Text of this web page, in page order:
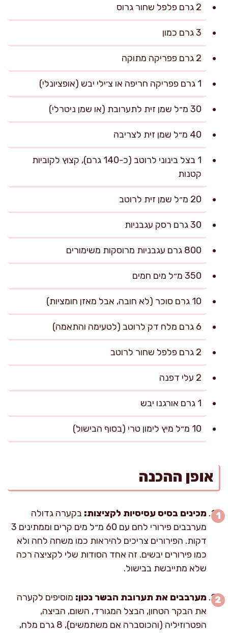
2 גרם פלפל שחור גרוס
3 גרם כמון
2 גרם פפריקה מתוקה
1 גרם פפריקה חריפה או צ׳ילי יבש (אופציונלי)
30 מ״ל שמן זית לתערובת (או שמן ניטרלי)
40 מ״ל שמן זית לצריבה
1 בצל בינוני לרוטב (כ-140 גרם), קצוץ לקוביות
קטנות
20 מ״ל שמן זית לרוטב
30 גרם רסק עגבניות
800 גרם עגבניות מרוסקות משימורים
350 מ״ל מים חמים
10 גרם סוכר (לא חובה, אבל מאזן חומציות)
6 גרם מלח דק לרוטב (לטעימה והתאמה)
2 גרם פלפל שחור לרוטב
2 עלי דפנה
1 גרם אורגנו יבש
10 מ״ל מיץ לימון טרי (בסוף הבישול)
אופן ההכנה
מכינים בסיס עסיסיות לקציצות: בקערה גדולה
מערבבים פירורי לחם עם 60 מ״ל מים קרים וממתינים 3
דקות. הפירורים צריכים להיראות כמו משחה לחה ולא
כמו פירורים יבשים. זה אחד הסודות שלי לקציצה רכה
שלא מתייבשת בבישול.
מערבבים את תערובת הבשר נכון: מוסיפים לקערה
את הבקר הטחון, הבצל המגורד, השום, הביצה,
הפטרוזיליה (והכוסברה אם משתמשים), 8 גרם מלח,